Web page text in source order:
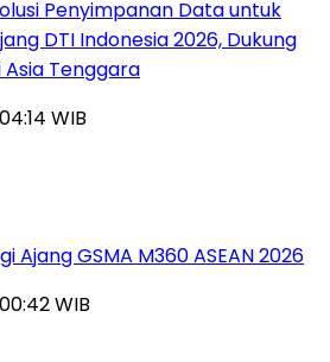
Penyimpanan Data untuk
DTI Indonesia 2026, Dukung
Tenggara
WIB
Ajang GSMA M360 ASEAN 2026
WIB